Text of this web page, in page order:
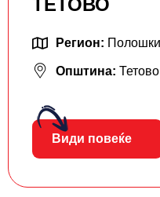
ТЕТОВО
Регион: Полошки
Општина: Тетово
Види повеќе